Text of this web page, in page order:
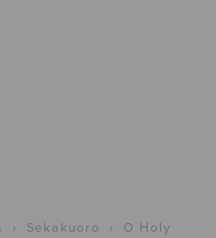
› Sekakuoro ›
O Holy